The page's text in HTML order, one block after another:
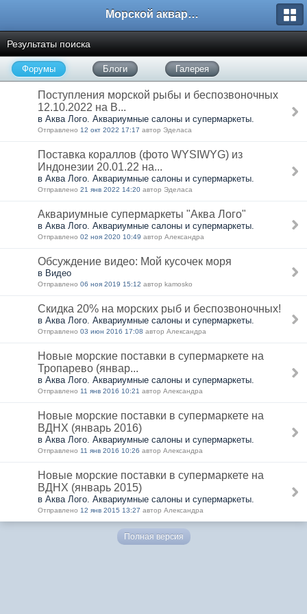
Морской аквариум. Форумы ReefCentral.ru
Результаты поиска
Форумы Блоги Галерея
Поступления морской рыбы и беспозвоночных
12.10.2022 на В...
в Аква Лого. Аквариумные салоны и супермаркеты.
Отправлено 12 окт 2022 17:17 автор Эделаса
Поставка кораллов (фото WYSIWYG) из
Индонезии 20.01.22 на...
в Аква Лого. Аквариумные салоны и супермаркеты.
Отправлено 21 янв 2022 14:20 автор Эделаса
Аквариумные супермаркеты "Аква Лого"
в Аква Лого. Аквариумные салоны и супермаркеты.
Отправлено 02 ноя 2020 10:49 автор Александра
Обсуждение видео: Мой кусочек моря
в Видео
Отправлено 06 ноя 2019 15:12 автор kamosko
Скидка 20% на морских рыб и беспозвоночных!
в Аква Лого. Аквариумные салоны и супермаркеты.
Отправлено 03 июн 2016 17:08 автор Александра
Новые морские поставки в супермаркете на
Тропарево (январ...
в Аква Лого. Аквариумные салоны и супермаркеты.
Отправлено 11 янв 2016 10:21 автор Александра
Новые морские поставки в супермаркете на
ВДНХ (январь 2016)
в Аква Лого. Аквариумные салоны и супермаркеты.
Отправлено 11 янв 2016 10:26 автор Александра
Новые морские поставки в супермаркете на
ВДНХ (январь 2015)
в Аква Лого. Аквариумные салоны и супермаркеты.
Отправлено 12 янв 2015 13:27 автор Александра
Полная версия